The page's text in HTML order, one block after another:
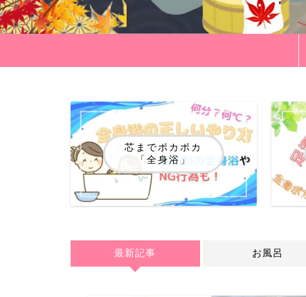
芯までポカポカ
「全身浴」
最新記事 お風呂